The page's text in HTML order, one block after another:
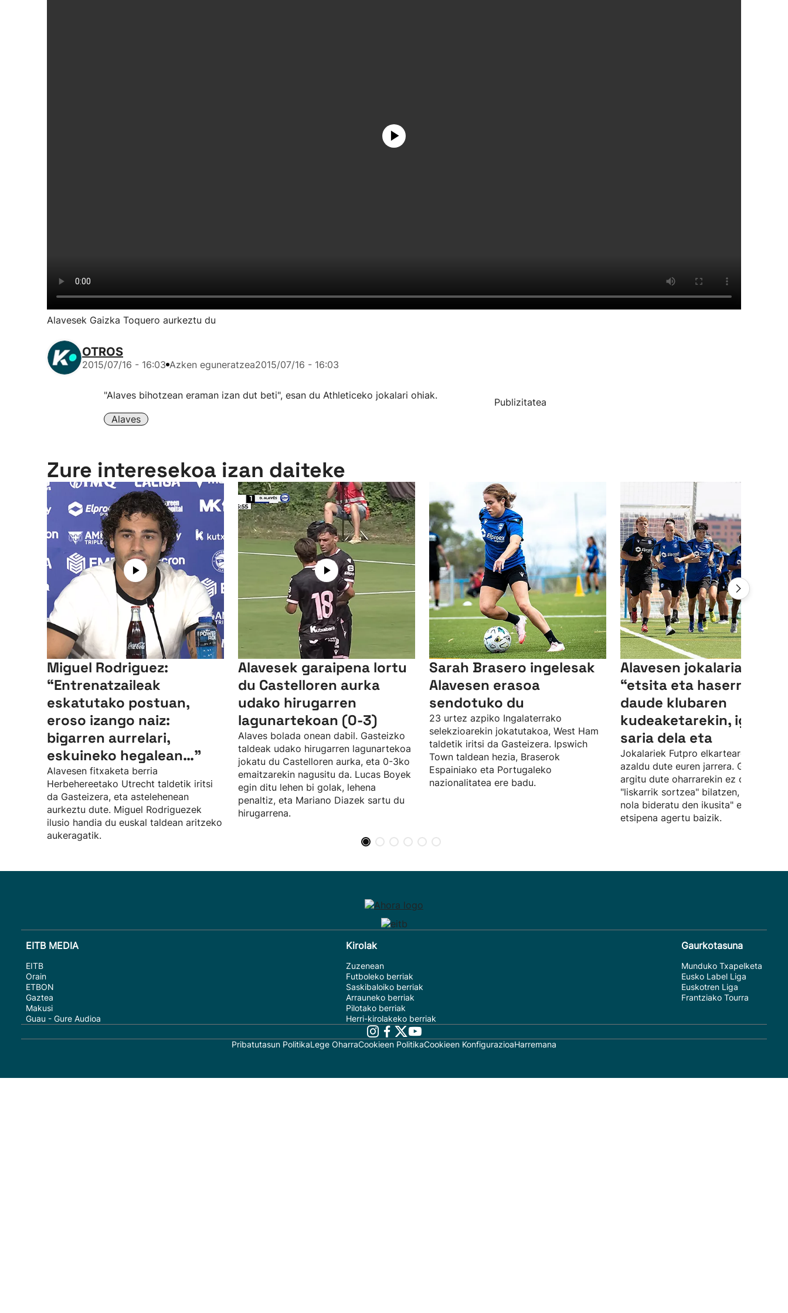
Alavesek Gaizka Toquero aurkeztu du
OTROS
2015/07/16 - 16:03 Azken eguneratzea2015/07/16 - 16:03
"Alaves bihotzean eraman izan dut beti", esan du Athleticeko jokalari ohiak.
Alaves
Publizitatea
Zure interesekoa izan daiteke
Miguel Rodriguez:
“Entrenatzaileak
eskatutako postuan,
eroso izango naiz:
bigarren aurrelari,
eskuineko hegalean…”
Alavesen fitxaketa berria
Herbehereetako Utrecht taldetik iritsi
da Gasteizera, eta astelehenean
aurkeztu dute. Miguel Rodriguezek
ilusio handia du euskal taldean aritzeko
aukeragatik.
Alavesek garaipena lortu
du Castelloren aurka
udako hirugarren
lagunartekoan (0-3)
Alaves bolada onean dabil. Gasteizko
taldeak udako hirugarren lagunartekoa
jokatu du Castelloren aurka, eta 0-3ko
emaitzarekin nagusitu da. Lucas Boyek
egin ditu lehen bi golak, lehena
penaltiz, eta Mariano Diazek sartu du
hirugarrena.
Sarah Brasero ingelesak
Alavesen erasoa
sendotuko du
23 urtez azpiko Ingalaterrako
selekzioarekin jokatutakoa, West Ham
taldetik iritsi da Gasteizera. Ipswich
Town taldean hezia, Braserok
Espainiako eta Portugaleko
nazionalitatea ere badu.
Alavesen jokalariak
“etsita eta haserre"
daude klubaren
kudeaketarekin, igoera-
saria dela eta
Jokalariek Futpro elkartearen bidez
azaldu dute euren jarrera. Gainera,
argitu dute oharrarekin ez dutela
"liskarrik sortzea" bilatzen, "egoera
nola bideratu den ikusita" euren
etsipena agertu baizik.
EITB MEDIA
EITB
Orain
ETBON
Gaztea
Makusi
Guau - Gure Audioa
Kirolak
Zuzenean
Futboleko berriak
Saskibaloiko berriak
Arrauneko berriak
Pilotako berriak
Herri-kirolakeko berriak
Gaurkotasuna
Munduko Txapelketa
Eusko Label Liga
Euskotren Liga
Frantziako Tourra
Pribatutasun PolitikaLege OharraCookieen PolitikaCookieen KonfigurazioaHarremana